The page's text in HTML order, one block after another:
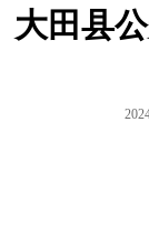
大田县